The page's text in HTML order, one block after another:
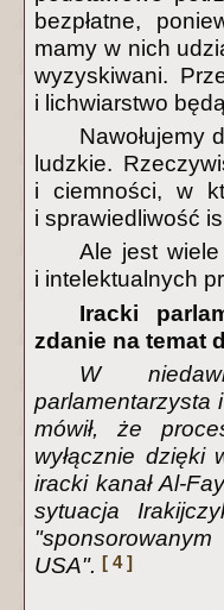
bezpłatne,
mamy w nich
wyzyskiwani.
i lichwiarstwo
Nawołujemy
ludzkie.
i ciemności, w
i sprawiedliwość
Ale jest
i intelektualnych
Iracki
zdanie na temat
W
parlamentarzysta
mówił, że
wyłącznie dzięki
iracki kanał Al-
sytuacja
USA". [ 4 ]